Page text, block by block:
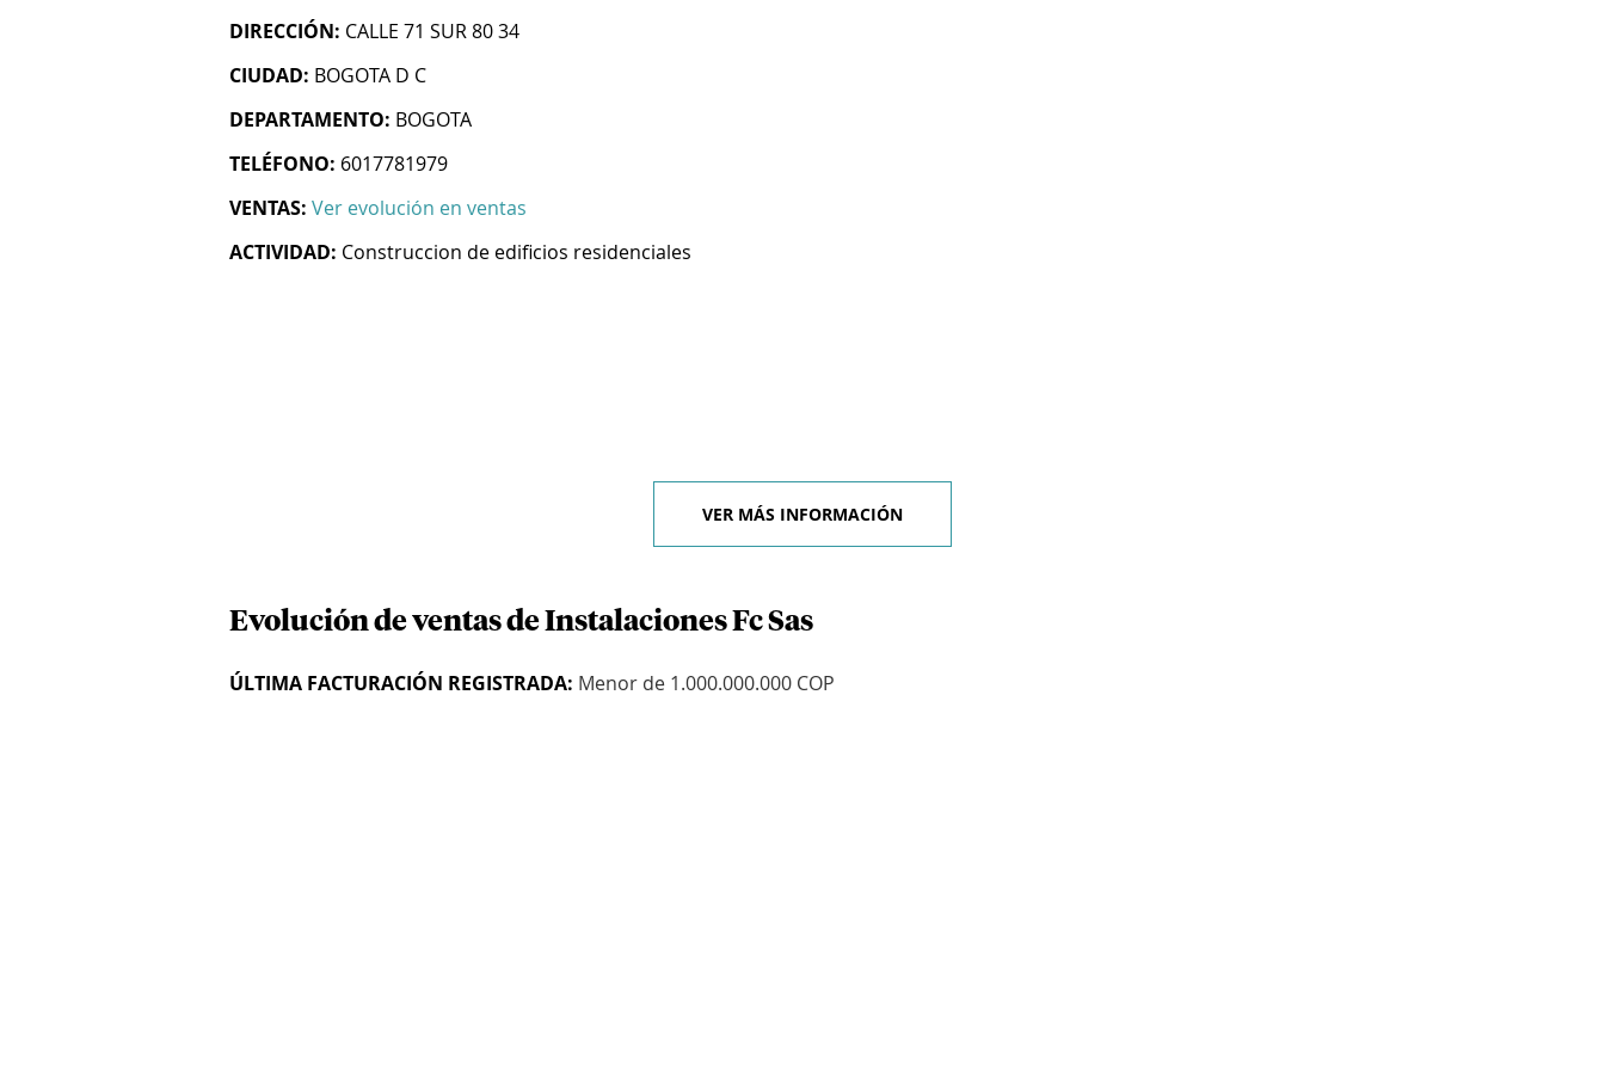
DIRECCIÓN: CALLE 71 SUR 80 34
CIUDAD: BOGOTA D C
DEPARTAMENTO: BOGOTA
TELÉFONO: 6017781979
VENTAS: Ver evolución en ventas
ACTIVIDAD: Construccion de edificios residenciales
VER MÁS INFORMACIÓN
Evolución de ventas de Instalaciones Fc Sas
ÚLTIMA FACTURACIÓN REGISTRADA: Menor de 1.000.000.000 COP